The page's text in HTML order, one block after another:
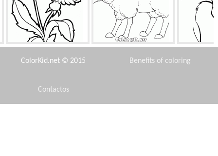
Taraxacum Ovejas sonrientes La
ColorKid.net © 2015 Benefits of coloring
Contactos